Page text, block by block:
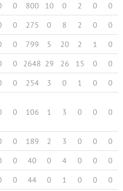
0 800 10 0 2 0
0
0 275 0 8 2 0
0
0 799 5 20 2 1
0
0 2648 29 26 15 0
0
0 254 3 0 1 0
0
0 106 1 3 0 0 0
0 189 2 3 0 0
0
0 40 0 4 0 0
0
0 44 0 1 0 0
0